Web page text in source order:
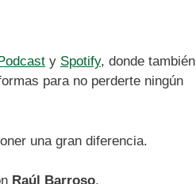
y Spotify, donde también
para no perderte ningún
una gran diferencia.
Raúl Barroso.